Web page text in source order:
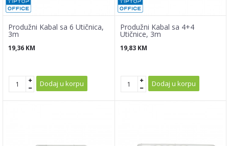
Produžni Kabal sa 6 Utičnica,
3m
19,36 KM
Dodaj u korpu
Produžni Kabal sa 4+4
Utičnice, 3m
19,83 KM
Dodaj u korpu